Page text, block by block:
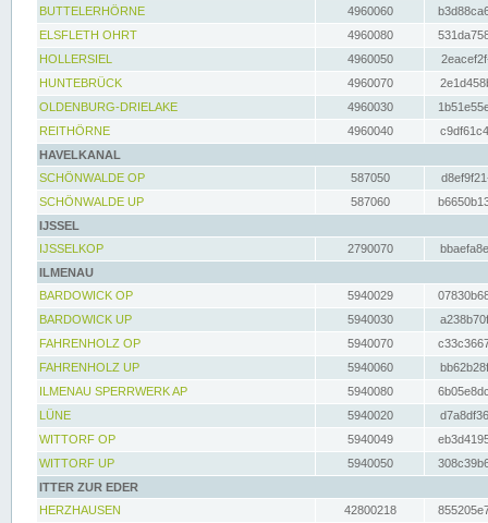
BUTTELERHÖRNE
4960060
ELSFLETH OHRT
4960080
HOLLERSIEL
4960050
HUNTEBRÜCK
4960070
OLDENBURG-DRIELAKE
4960030
REITHÖRNE
4960040
HAVELKANAL
SCHÖNWALDE OP
587050
SCHÖNWALDE UP
587060
IJSSEL
IJSSELKOP
2790070
ILMENAU
BARDOWICK OP
5940029
BARDOWICK UP
5940030
FAHRENHOLZ OP
5940070
FAHRENHOLZ UP
5940060
ILMENAU SPERRWERK AP
5940080
LÜNE
5940020
WITTORF OP
5940049
WITTORF UP
5940050
ITTER ZUR EDER
HERZHAUSEN
42800218